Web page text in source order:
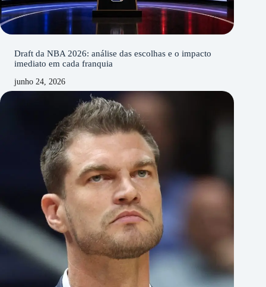
Draft da NBA 2026: análise das escolhas e o impacto
imediato em cada franquia
junho 24, 2026